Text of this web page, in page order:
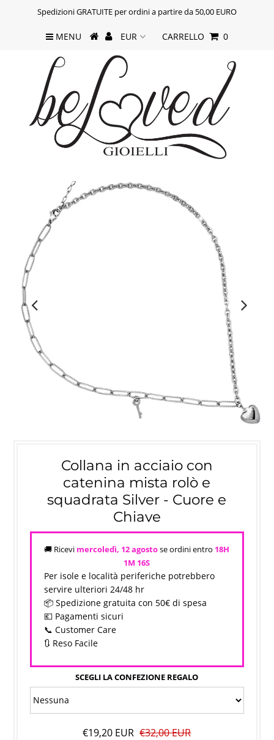
Spedizioni GRATUITE per ordini a partire da 50,00 EURO
MENU CARRELLO 0
Collana in acciaio con
catenina mista rolò e
squadrata Silver - Cuore e
Chiave
🚚 Ricevi mercoledì, 12 agostose ordini entro 18H
1M 16S
Per isole e località periferiche potrebbero
servire ulteriori 24/48 hr
📦 Spedizione gratuita con 50€ di spesa
💶 Pagamenti sicuri
📞 Customer Care
🔃 Reso Facile
SCEGLI LA CONFEZIONE REGALO
€19,20 EUR €32,00 EUR